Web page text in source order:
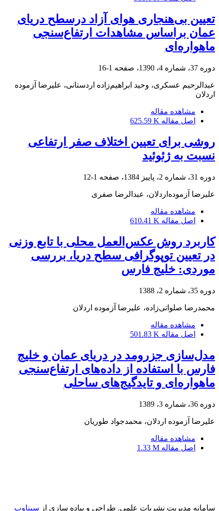
تعیین بی‌هنجاری‌‌ هوای آزاد درسطح دریای
عمان براساس مشاهدات ارتفاع‌سنجی‌‌
ماهواره‌‌ای
دوره 37، شماره 4، 1390، صفحه 1-16
عبدالرحیم عسکری، وحید ابراهیم‌‌زاده اردستانی، علیرضا آزموده
اردلان
مشاهده مقاله
اصل مقاله 625.59 K
روشی برای تعیین اختلاف صفر ارتفاعی
نسبت به ژئوئید
دوره 31، شماره 2، پاییز 1384، صفحه 1-12
علیرضا آزموده‌اردلان، عبدالرضا صفری
مشاهده مقاله
اصل مقاله 610.41 K
کاربرد روش عکس‌العمل محلی با تابع وزنی
در تعیین توپوگرافی سطح دریا، بررسی
موردی: خلیج ‌فارس
دوره 35، شماره 2، 1388
محمدرضا صلواتی‌زاده، علیرضا آزموده اردلان
مشاهده مقاله
اصل مقاله 501.83 K
مدل‌سازی جزرومد در دریای عمان و خلیج
فارس با استفاده از داده‌های ارتفاع‌سنجی
ماهواره‌ای و تایدگیج‌های ساحلی
دوره 36، شماره 3، 1389
علیرضا آزموده اردلان، محمدجواد طوریان
مشاهده مقاله
اصل مقاله 1.33 M
سامانه مدیریت نشریات علمی. طراحی و پیاده سازی از سیناوب